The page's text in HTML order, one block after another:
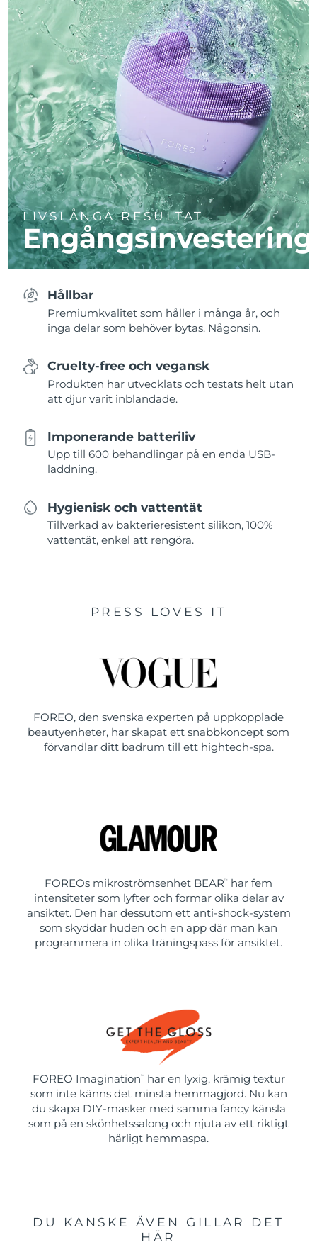
LIVSLÅNGA RESULTAT
Engångsinvestering
Hållbar
Premiumkvalitet som håller i många år, och
inga delar som behöver bytas. Någonsin.
Cruelty-free och vegansk
Produkten har utvecklats och testats helt utan
att djur varit inblandade.
Imponerande batteriliv
Upp till 600 behandlingar på en enda USB-
laddning.
Hygienisk och vattentät
Tillverkad av bakterieresistent silikon, 100%
vattentät, enkel att rengöra.
PRESS LOVES IT
FOREO, den svenska experten på uppkopplade
beautyenheter, har skapat ett snabbkoncept som
förvandlar ditt badrum till ett hightech-spa.
FOREOs mikroströmsenhet BEAR ™
har fem
intensiteter som lyfter och formar olika delar av
ansiktet. Den har dessutom ett anti-shock-system
som skyddar huden och en app där man kan
programmera in olika träningspass för ansiktet.
FOREO Imagination ™
har en lyxig, krämig textur
som inte känns det minsta hemmagjord. Nu kan
du skapa DIY-masker med samma fancy känsla
som på en skönhetssalong och njuta av ett riktigt
härligt hemmaspa.
DU KANSKE ÄVEN GILLAR DET
HÄR